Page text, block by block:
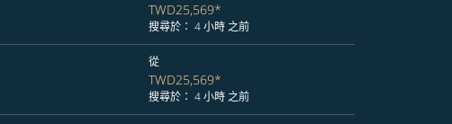
TWD25,569*
搜尋於： 4 小時 之前
從
TWD25,569*
搜尋於： 4 小時 之前